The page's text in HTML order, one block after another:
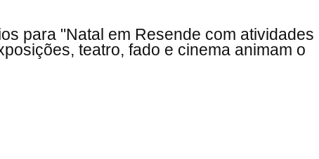
para "Natal em Resende com atividades
teatro, fado e cinema animam o